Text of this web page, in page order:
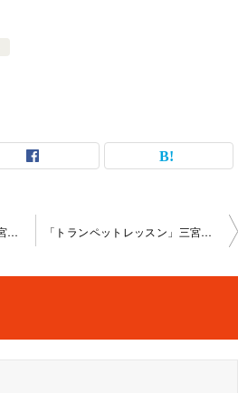
「トランペットレッスン」三宮教室2023-04-12-no0029-1124 「トランペットレッスン」三宮教室2023-04-26-no0029-1084